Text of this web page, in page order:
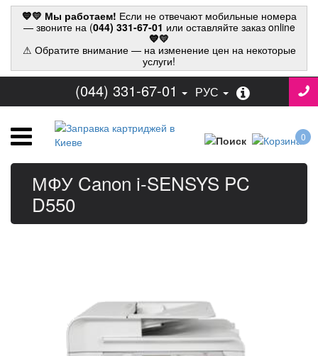
💙💛 Мы работаем! Если не отвечают мобильные номера
— звоните на (044) 331-67-01 или оставляйте заказ online
💙💛
⚠ Обратите внимание — на изменение цен на некоторые
услуги!
(044) 331-67-01 РУС
0
МФУ Canon i-SENSYS PC
D550